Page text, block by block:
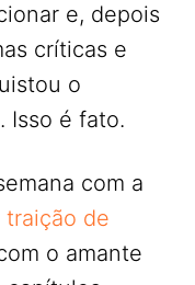
e, depois
críticas e
o
Isso é fato.
com a
de
o amante